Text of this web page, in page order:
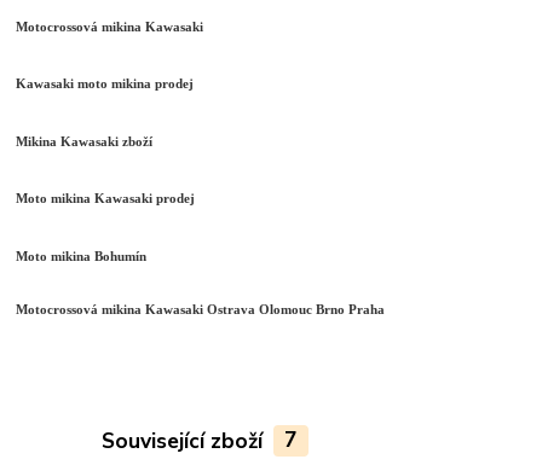
Motocrossová mikina Kawasaki
Kawasaki moto mikina prodej
Mikina Kawasaki zboží
Moto mikina Kawasaki prodej
Moto mikina Bohumín
Motocrossová mikina Kawasaki Ostrava Olomouc Brno Praha
Související zboží 7